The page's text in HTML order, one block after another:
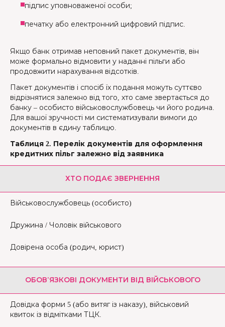
підпис уповноваженої особи;
печатку або електронний цифровий підпис.
Якщо банк отримав неповний пакет документів, він
може формально відмовити у наданні пільги або
продовжити нарахування відсотків.
Пакет документів і спосіб їх подання можуть суттєво
відрізнятися залежно від того, хто саме звертається до
банку – особисто військовослужбовець чи його родина.
Для вашої зручності ми систематизували вимоги до
документів в єдину таблицю.
Таблиця 2. Перелік документів для оформлення
кредитних пільг залежно від заявника
ХТО ПОДАЄ ЗВЕРНЕННЯ
Військовослужбовець (особисто)
Дружина / Чоловік військового
Довірена особа (родич, юрист)
ОБОВ'ЯЗКОВІ ДОКУМЕНТИ ВІД ВІЙСЬКОВОГО
Довідка форми 5 (або витяг із наказу), військовий
квиток із відмітками ТЦК.